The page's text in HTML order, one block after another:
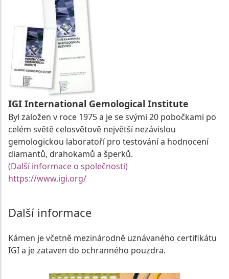
IGI International Gemological Institute
Byl založen v roce 1975 a je se svými 20 pobočkami po
celém světě celosvětově největší nezávislou
gemologickou laboratoří pro testování a hodnocení
diamantů, drahokamů a šperků.
(Další informace o společnosti)
https://www.igi.org/
Další informace
Kámen je včetně mezinárodně uznávaného certifikátu
IGI a je zataven do ochranného pouzdra.